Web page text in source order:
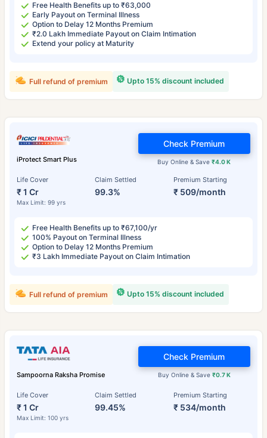
Free Health Benefits up to ₹63,000
Early Payout on Terminal Illness
Option to Delay 12 Months Premium
₹2.0 Lakh Immediate Payout on Claim Intimation
Extend your policy at Maturity
Upto 15% discount included
Full refund of premium
iProtect Smart Plus
Life Cover
₹ 1 Cr
Max Limit: 99 yrs
Claim Settled
99.3%
Premium Starting
₹ 509/month
Buy Online & Save₹4.0 K
Check Premium
Free Health Benefits up to ₹67,100/yr
100% Payout on Terminal Illness
Option to Delay 12 Months Premium
₹3 Lakh Immediate Payout on Claim Intimation
Upto 15% discount included
Full refund of premium
Sampoorna Raksha Promise
Life Cover
₹ 1 Cr
Max Limit: 100 yrs
Claim Settled
99.45%
Premium Starting
₹ 534/month
Buy Online & Save ₹0.7 K
Check Premium